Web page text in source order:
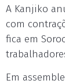
A Kanjiko
com
fica em
Em